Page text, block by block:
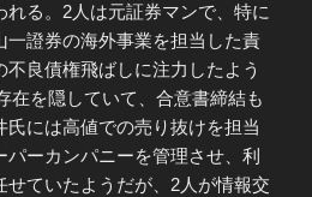
る。2人は元証券マンで、特に
一證券の海外事業を担当した責
良債権飛ばしに注力したよう
在を隠していて、合意書締結も
には高値での売り抜けを担当
ーカンパニーを管理させ、利
ていたようだが、2人が情報交